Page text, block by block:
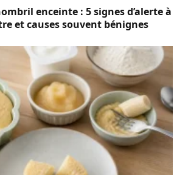
enceinte : 5 signes d’alerte à
et causes souvent bénignes